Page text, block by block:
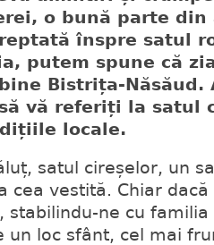
o bună parte
înspre satul
putem spune că
Bistrița-Năsăud.
vă referiți la satul
locale.
satul cireșelor, un
cea vestită. Chiar
stabilindu-ne cu familia
un loc sfânt, cel mai